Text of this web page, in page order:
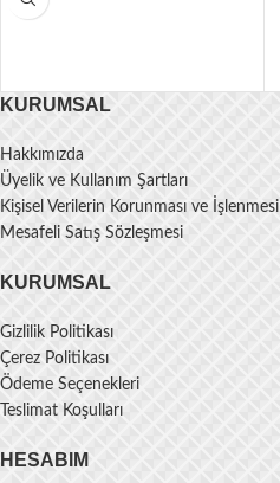
KURUMSAL
Hakkımızda
Üyelik ve Kullanım Şartları
Kişisel Verilerin Korunması ve İşlenmesi
Mesafeli Satış Sözleşmesi
KURUMSAL
Gizlilik Politikası
Çerez Politikası
Ödeme Seçenekleri
Teslimat Koşulları
HESABIM